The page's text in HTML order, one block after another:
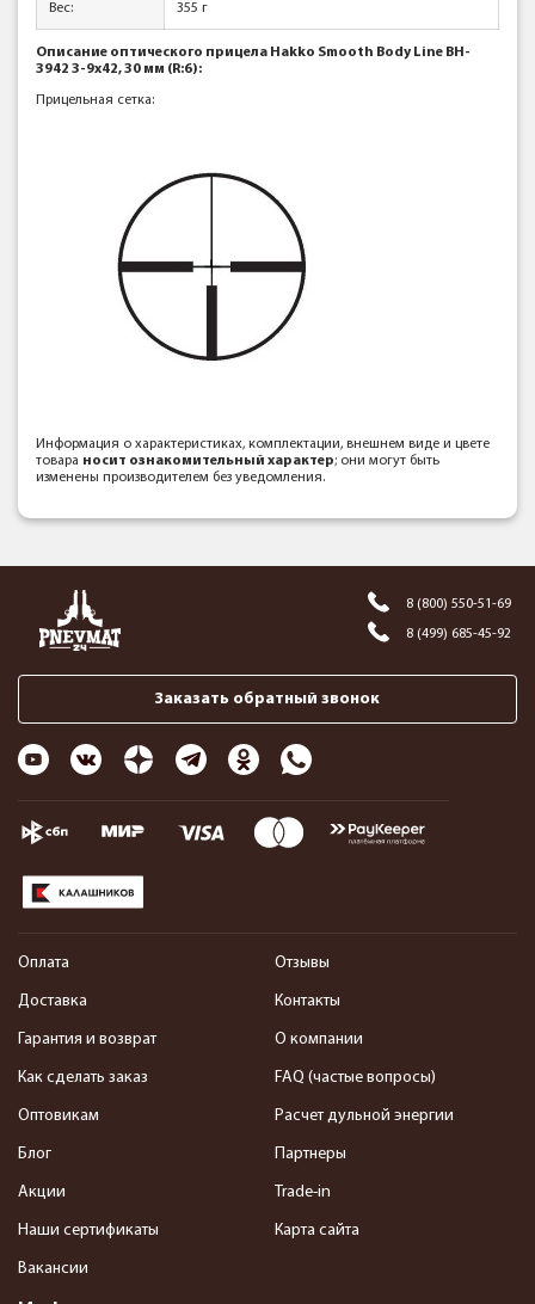
Вес: 355 г
Описание оптического прицела Hakko Smooth Body Line BH-
3942 3-9x42, 30 мм (R:6):
Прицельная сетка:
Информация о характеристиках, комплектации, внешнем виде и цвете
товара носит ознакомительный характер; они могут быть
изменены производителем без уведомления.
8 (800) 550-51-69
8 (499) 685-45-92
Заказать обратный звонок
Оплата
Доставка
Гарантия и возврат
Как сделать заказ
Оптовикам
Блог
Акции
Наши сертификаты
Вакансии
Отзывы
Контакты
О компании
FAQ (частые вопросы)
Расчет дульной энергии
Партнеры
Trade-in
Карта сайта